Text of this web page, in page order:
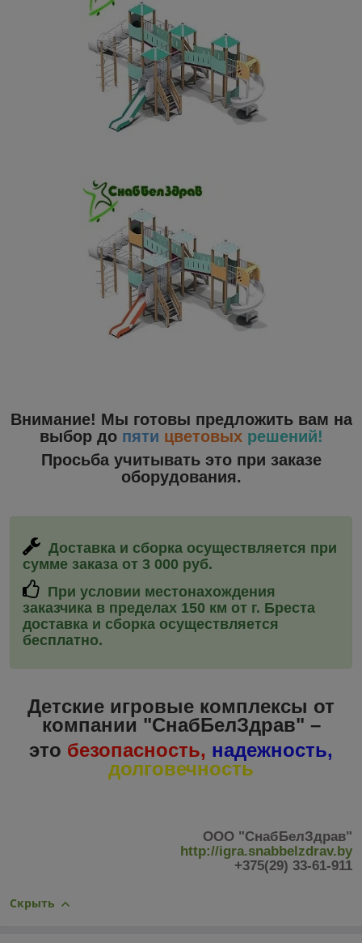
Внимание! Мы готовы предложить вам на
выбор до пяти цветовыхрешений!
Просьба учитывать это при заказе
оборудования.
Доставка и сборка осуществляется при
сумме заказа от 3 000 руб.
При условии местонахождения
заказчика в пределах 150 км от г. Бреста
доставка и сборка осуществляется
бесплатно.
Детские игровые комплексы от
компании "СнабБелЗдрав" –
это безопасность, надежность,
долговечность
ООО "СнабБелЗдрав"
http://igra.snabbelzdrav.by
+375(29) 33-61-911
Скрыть